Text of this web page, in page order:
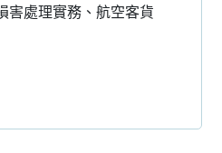
害處理實務、航空客貨